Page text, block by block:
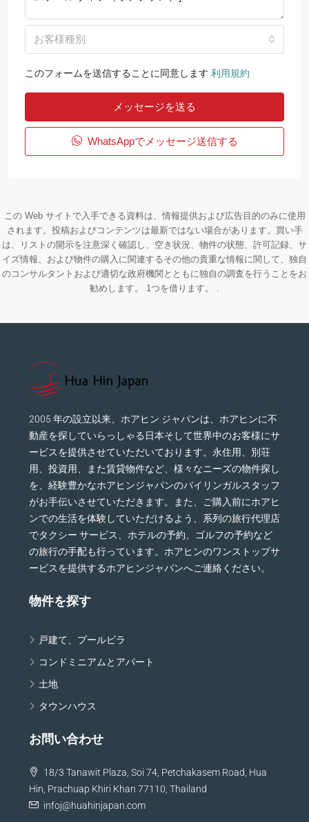
お客様種別
このフォームを送信することに同意します 利用規約
メッセージを送る
WhatsAppでメッセージ送信する
この Web サイトで入手できる資料は、情報提供および広告目的のみに使用
されます。投稿およびコンテンツは最新ではない場合があります。買い手
は、リストの開示を注意深く確認し、空き状況、物件の状態、許可記録、サ
イズ情報、および物件の購入に関連するその他の貴重な情報に関して、独自
のコンサルタントおよび適切な政府機関とともに独自の調査を行うことをお
勧めします。 1つを借ります。 .
2005 年の設立以来、ホアヒン ジャパンは、ホアヒンに不
動産を探していらっしゃる日本そして世界中のお客様にサ
ービスを提供させていただいております。永住用、別荘
用、投資用、また賃貸物件など、様々なニーズの物件探し
を、経験豊かなホアヒンジャパンのバイリンガルスタッフ
がお手伝いさせていただきます。また、ご購入前にホアヒ
ンでの生活を体験していただけるよう、系列の旅行代理店
でタクシー サービス、ホテルの予約、ゴルフの予約など
の旅行の手配も行っています。ホアヒンのワンストップサ
ービスを提供するホアヒンジャパンへご連絡ください。
物件を探す
戸建て、プールビラ
コンドミニアムとアパート
土地
タウンハウス
お問い合わせ
18/3 Tanawit Plaza, Soi 74, Petchakasem Road, Hua
Hin, Prachuap Khiri Khan 77110, Thailand
infoj@huahinjapan.com